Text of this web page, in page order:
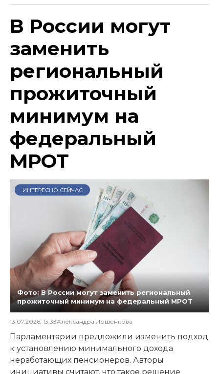
В России могут
заменить
региональный
прожиточный
минимум на
федеральный
МРОТ
ИНТЕРЕСНО СЕЙЧАС
Фото: В России могут заменить региональный
прожиточный минимум на федеральный МРОТ
13.07.2026, 13:33Александра Лошенкова
Парламентарии предложили изменить подход
к установлению минимального дохода
неработающих пенсионеров. Авторы
инициативы считают, что такое решение